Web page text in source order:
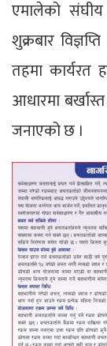
एमालेको संघीय
शुक्रबार
तहमा कार्यरत
आधारमा
जनाएको छ ।